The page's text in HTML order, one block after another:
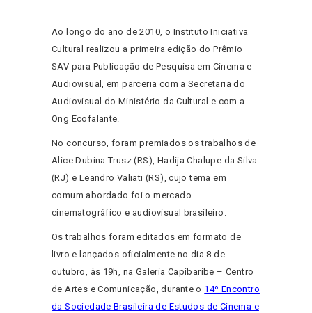
Ao longo do ano de 2010, o Instituto Iniciativa
Cultural realizou a primeira edição do Prêmio
SAV para Publicação de Pesquisa em Cinema e
Audiovisual, em parceria com a Secretaria do
Audiovisual do Ministério da Cultural e com a
Ong Ecofalante.
No concurso, foram premiados os trabalhos de
Alice Dubina Trusz (RS), Hadija Chalupe da Silva
(RJ) e Leandro Valiati (RS), cujo tema em
comum abordado foi o mercado
cinematográfico e audiovisual brasileiro.
Os trabalhos foram editados em formato de
livro e lançados oficialmente no dia 8 de
outubro, às 19h, na Galeria Capibaribe – Centro
de Artes e Comunicação, durante o 14º Encontro
da Sociedade Brasileira de Estudos de Cinema e